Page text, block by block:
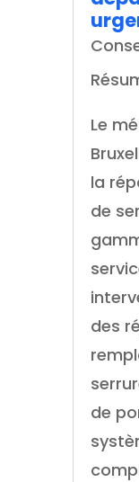
Le
la
de
des
de